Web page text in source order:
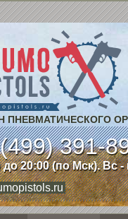
ПНЕВМАТИЧЕСКОГО
391-
20:00 (по Мск). Вс